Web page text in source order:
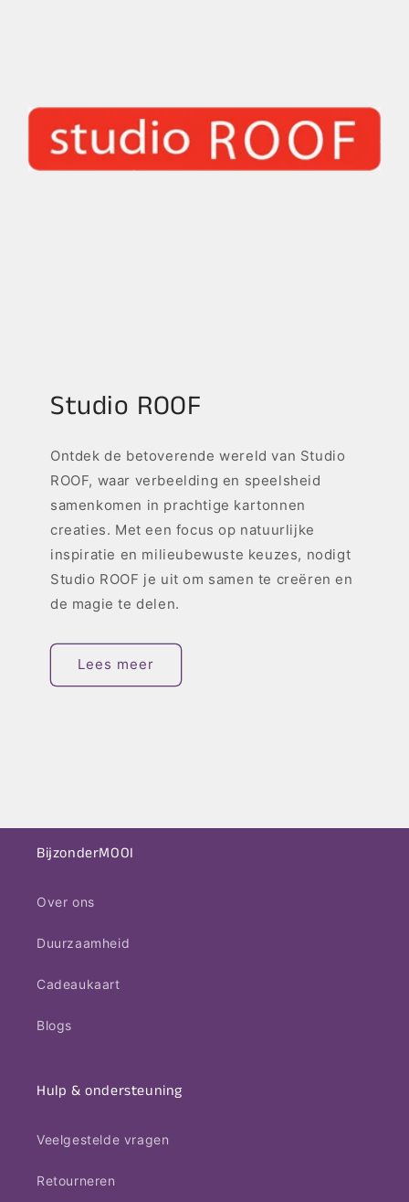
Studio ROOF
Ontdek de betoverende wereld van Studio
ROOF, waar verbeelding en speelsheid
samenkomen in prachtige kartonnen
creaties. Met een focus op natuurlijke
inspiratie en milieubewuste keuzes, nodigt
Studio ROOF je uit om samen te creëren en
de magie te delen.
Lees meer
BijzonderMOOI
Over ons
Duurzaamheid
Cadeaukaart
Blogs
Hulp & ondersteuning
Veelgestelde vragen
Retourneren